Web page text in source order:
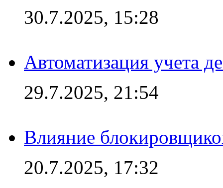
30.7.2025, 15:28
Автоматизация учета
29.7.2025, 21:54
Влияние
20.7.2025, 17:32